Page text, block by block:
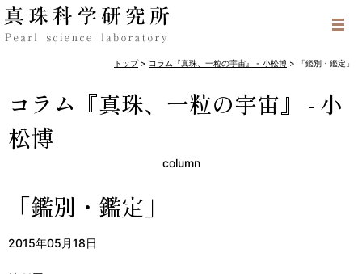
トップ> コラム『真珠、一粒の宇宙』 - 小松博 > 「鑑別・鑑定」
コラム『真珠、一粒の宇宙』 - 小
松博
column
「鑑別・鑑定」
2015年05月18日